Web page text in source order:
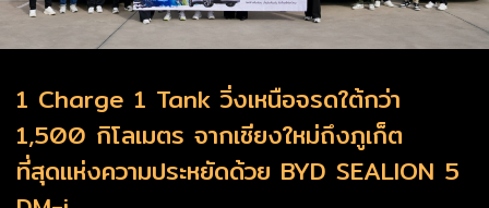
1 Charge 1 Tank วิ่งเหนือจรดใต้กว่า
1,500 กิโลเมตร จากเชียงใหม่ถึงภูเก็ต
ที่สุดแห่งความประหยัดด้วย BYD SEALION 5